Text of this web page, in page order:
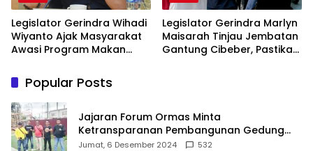
Legislator Gerindra Wihadi
Wiyanto Ajak Masyarakat
Awasi Program Makan
Sasaran
Legislator Gerindra Marlyn
Maisarah Tinjau Jembatan
Gantung Cibeber, Pastikan
Popular Posts
Jajaran Forum Ormas Minta
Ketransparanan Pembangunan Gedung
Damkar Di Kecamatan Cisoka
Jumat, 6 Desember 2024 532